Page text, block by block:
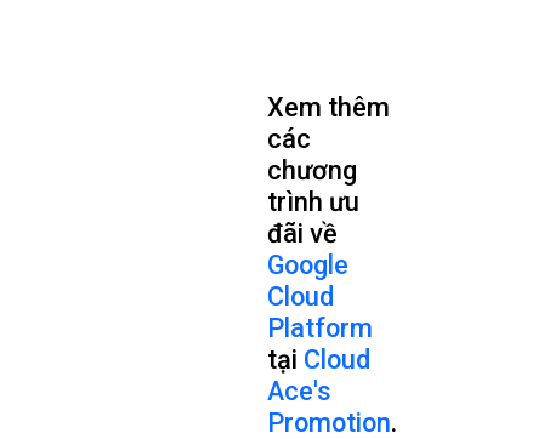
Xem thêm
các
chương
trình ưu
đãi về
Google
Cloud
Platform
tại Cloud
Ace's
Promotion.